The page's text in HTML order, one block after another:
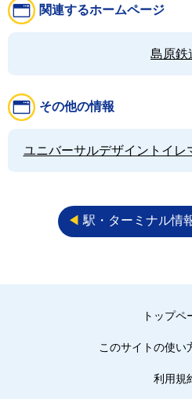
関連するホームページ
島原鉄
その他の情報
ユニバーサルデザイントイレ
◀︎ 駅・ターミナル情
トップペ
このサイトの使い
利用規